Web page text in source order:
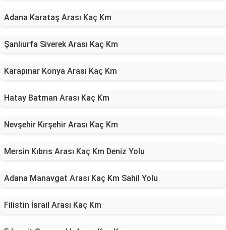
Adana Karataş Arası Kaç Km
Şanlıurfa Siverek Arası Kaç Km
Karapınar Konya Arası Kaç Km
Hatay Batman Arası Kaç Km
Nevşehir Kırşehir Arası Kaç Km
Mersin Kıbrıs Arası Kaç Km Deniz Yolu
Adana Manavgat Arası Kaç Km Sahil Yolu
Filistin İsrail Arası Kaç Km